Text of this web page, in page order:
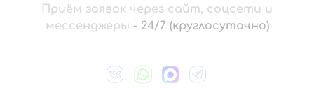
Приём заявок через сайт, соцсети и
мессенджеры - 24/7 (круглосуточно)